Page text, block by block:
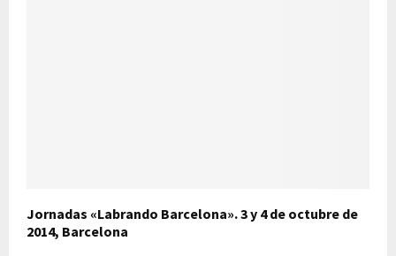
Jornadas «Labrando Barcelona». 3 y 4 de octubre de
2014, Barcelona